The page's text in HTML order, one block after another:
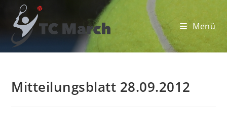
Inhalt
springen
Menü
Mitteilungsblatt 28.09.2012